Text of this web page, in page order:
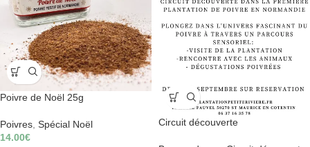
Poivre de Noël 25g
Poivres Spécial Noël
14.00€
Circuit découverte